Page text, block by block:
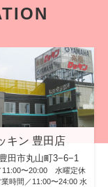
キン 豊田店
田市丸山町3−6−1
11:00〜20:00 水曜定休
時間／11:00〜24:00 水